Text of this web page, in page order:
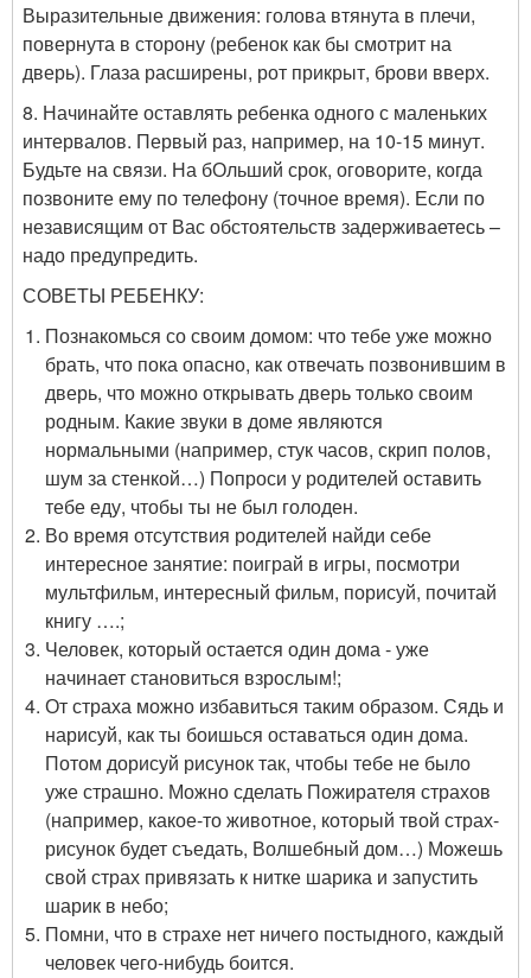
Выразительные движения: голова втянута в плечи,
повернута в сторону (ребенок как бы смотрит на
дверь). Глаза расширены, рот прикрыт, брови вверх.
8. Начинайте оставлять ребенка одного с маленьких
интервалов. Первый раз, например, на 10-15 минут.
Будьте на связи. На бОльший срок, оговорите, когда
позвоните ему по телефону (точное время). Если по
независящим от Вас обстоятельств задерживаетесь –
надо предупредить.
СОВЕТЫ РЕБЕНКУ:
Познакомься со своим домом: что тебе уже можно
брать, что пока опасно, как отвечать позвонившим в
дверь, что можно открывать дверь только своим
родным. Какие звуки в доме являются
нормальными (например, стук часов, скрип полов,
шум за стенкой…) Попроси у родителей оставить
тебе еду, чтобы ты не был голоден.
Во время отсутствия родителей найди себе
интересное занятие: поиграй в игры, посмотри
мультфильм, интересный фильм, порисуй, почитай
книгу ….;
Человек, который остается один дома - уже
начинает становиться взрослым!;
От страха можно избавиться таким образом. Сядь и
нарисуй, как ты боишься оставаться один дома.
Потом дорисуй рисунок так, чтобы тебе не было
уже страшно. Можно сделать Пожирателя страхов
(например, какое-то животное, который твой страх-
рисунок будет съедать, Волшебный дом…) Можешь
свой страх привязать к нитке шарика и запустить
шарик в небо;
Помни, что в страхе нет ничего постыдного, каждый
человек чего-нибудь боится.